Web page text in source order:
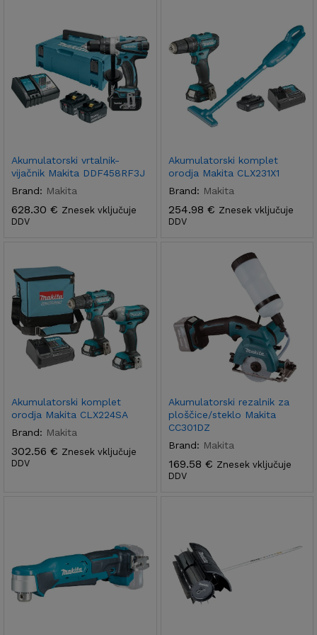
Akumulatorski vrtalnik-
vijačnik Makita DDF458RF3J
Brand: Makita
628.30 € Znesek vključuje
DDV
Akumulatorski komplet
orodja Makita CLX231X1
Brand: Makita
254.98 € Znesek vključuje
DDV
Akumulatorski komplet
orodja Makita CLX224SA
Brand: Makita
302.56 € Znesek vključuje
DDV
Akumulatorski rezalnik za
ploščice/steklo Makita
CC301DZ
Brand: Makita
169.58 € Znesek vključuje
DDV